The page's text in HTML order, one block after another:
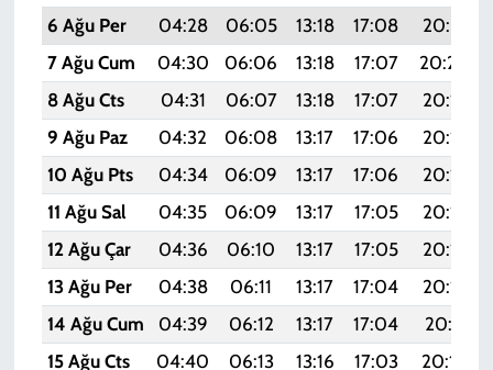
6 Ağu Per
04:28 06:05 13:18 17:08 20:21
7 Ağu Cum
04:30 06:06 13:18 17:07 20:20
8 Ağu Cts
04:31 06:07 13:18 17:07 20:18
9 Ağu Paz
04:32 06:08 13:17 17:06 20:17
10 Ağu Pts
04:34 06:09 13:17 17:06 20:16
11 Ağu Sal
04:35 06:09 13:17 17:05 20:15
12 Ağu Çar
04:36 06:10 13:17 17:05 20:14
13 Ağu Per
04:38 06:11 13:17 17:04 20:12
14 Ağu Cum
04:39 06:12 13:17 17:04 20:11
15 Ağu Cts
04:40 06:13 13:16 17:03 20:10